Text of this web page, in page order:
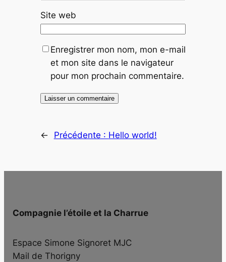
Site web
Enregistrer mon nom, mon e-mail
et mon site dans le navigateur
pour mon prochain commentaire.
← Précédente : Hello world!
Compagnie l’étoile et la Charrue
Espace Simone Signoret MJC
Mail de Thorigny